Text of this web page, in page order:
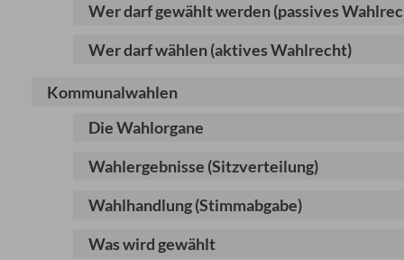
Wer darf gewählt werden (passives
Wer darf wählen (aktives Wahlrecht)
Kommunalwahlen
Die Wahlorgane
Wahlergebnisse (Sitzverteilung)
Wahlhandlung (Stimmabgabe)
Was wird gewählt